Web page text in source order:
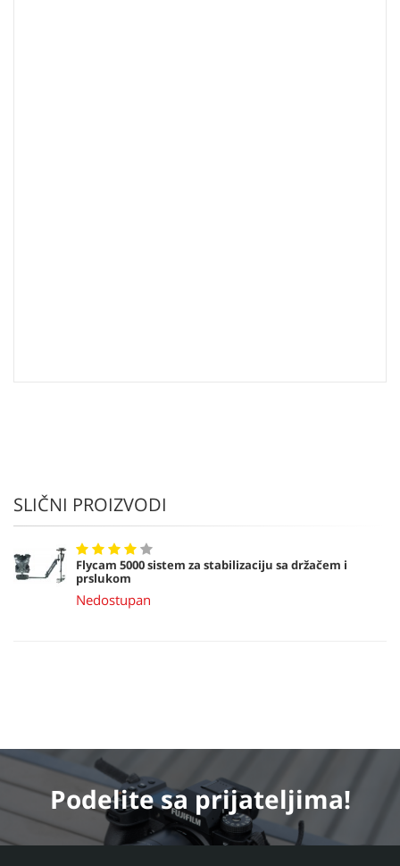
SLIČNI PROIZVODI
Flycam 5000 sistem za stabilizaciju sa držačem i
prslukom
Nedostupan
Podelitesa prijateljima!